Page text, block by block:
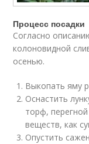
Процесс посадки
Согласно
колоновидной
осенью.
Выкопать яму
Оснастить
торф,
веществ, как
Опустить